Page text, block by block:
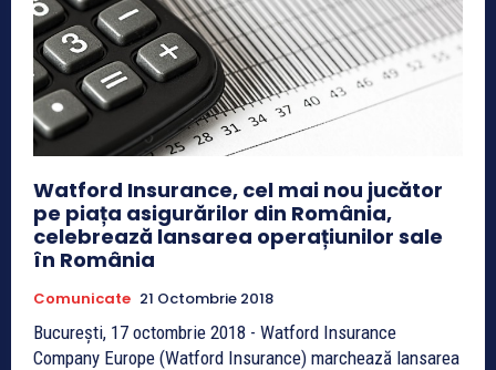
Watford Insurance, cel mai nou jucător
pe piața asigurărilor din România,
celebrează lansarea operațiunilor sale
în România
Comunicate 21 Octombrie 2018
București, 17 octombrie 2018 - Watford Insurance
Company Europe (Watford Insurance) marchează lansarea